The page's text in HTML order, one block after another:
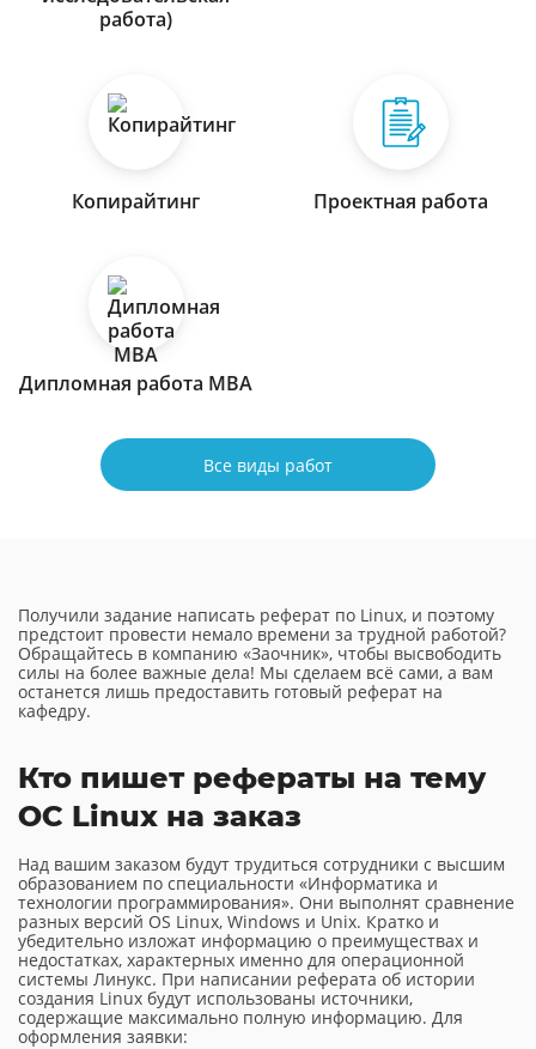
работа)
Копирайтинг Проектная работа
Дипломная работа МВА
Все виды работ
Получили задание написать реферат по Linux, и поэтому
предстоит провести немало времени за трудной работой?
Обращайтесь в компанию «Заочник», чтобы высвободить
силы на более важные дела! Мы сделаем всё сами, а вам
останется лишь предоставить готовый реферат на
кафедру.
Кто пишет рефераты на тему
ОС Linux на заказ
Над вашим заказом будут трудиться сотрудники с высшим
образованием по специальности «Информатика и
технологии программирования». Они выполнят сравнение
разных версий OS Linux, Windows и Unix. Кратко и
убедительно изложат информацию о преимуществах и
недостатках, характерных именно для операционной
системы Линукс. При написании реферата об истории
создания Linux будут использованы источники,
содержащие максимально полную информацию. Для
оформления заявки: